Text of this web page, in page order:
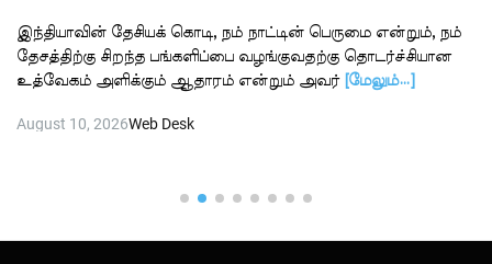
இந்தியாவின் தேசியக் கொடி, நம் நாட்டின் பெருமை என்றும், நம்
தேசத்திற்கு சிறந்த பங்களிப்பை வழங்குவதற்கு தொடர்ச்சியான
உத்வேகம் அளிக்கும் ஆதாரம் என்றும் அவர் [மேலும்…]
August 10, 2026Web Desk